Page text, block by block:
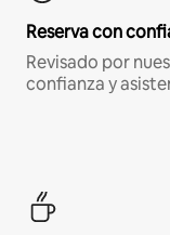
Reserva con
Revisado por
confianza y